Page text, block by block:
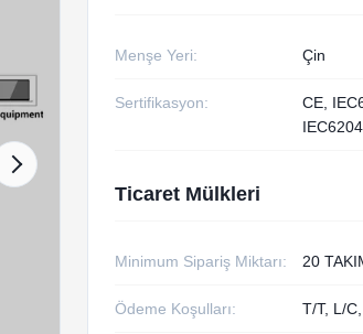
Menşe Yeri: Çin
Sertifikasyon:
CE,
Ticaret Mülkleri
Minimum Sipariş Miktarı: 20
Ödeme Koşulları: T/T, L/